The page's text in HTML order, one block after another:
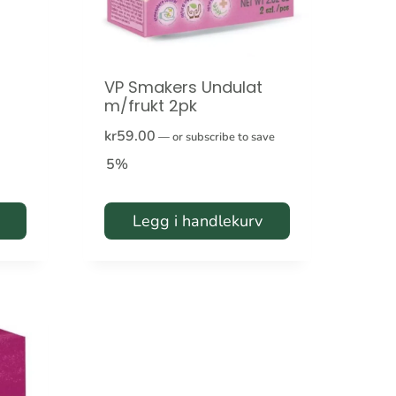
VP Smakers Undulat
m/frukt 2pk
kr59.00 —or subscribe to save
5%
Legg i handlekurv